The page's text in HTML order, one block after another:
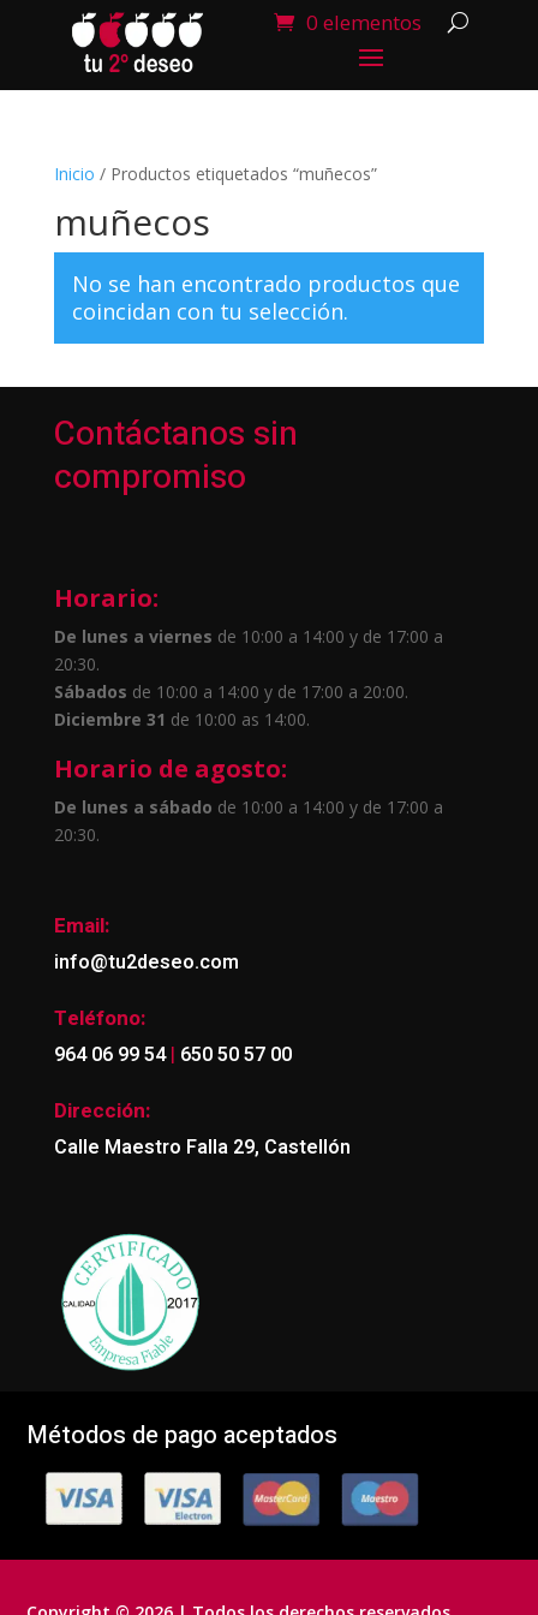
0 elementos
Inicio / Productos etiquetados “muñecos”
muñecos
No se han encontrado productos que
coincidan con tu selección.
Contáctanos sin
compromiso
Horario:
De lunes a viernes de 10:00 a 14:00 y de 17:00 a
20:30.
Sábados de 10:00 a 14:00 y de 17:00 a 20:00.
Diciembre 31 de 10:00 as 14:00.
Horario de agosto:
De lunes a sábado de 10:00 a 14:00 y de 17:00 a
20:30.
Email:
info@tu2deseo.com
Teléfono:
964 06 99 54| 650 50 57 00
Dirección:
Calle Maestro Falla 29, Castellón
Métodos de pago aceptados